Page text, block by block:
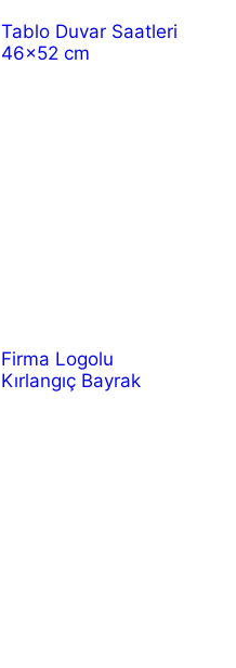
Tablo Duvar Saatleri
46×52 cm
Firma Logolu
Kırlangıç Bayrak